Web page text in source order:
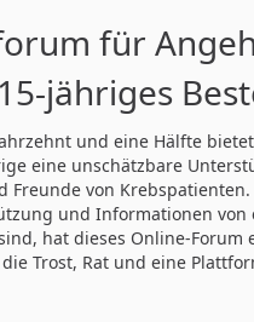
für
jähriges
und eine Hälfte
eine unschätzbare
Freunde von
und Informationen von
hat dieses Online-Forum
Trost, Rat und eine